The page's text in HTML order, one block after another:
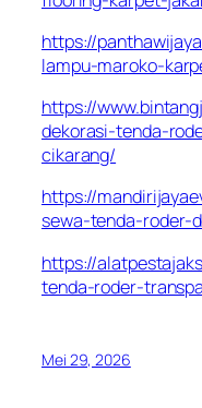
https://
lampu-maroko-
https://
dekorasi-tenda-
cikarang/
https://
sewa-tenda-roder-
https://
tenda-roder-
Mei 29, 2026